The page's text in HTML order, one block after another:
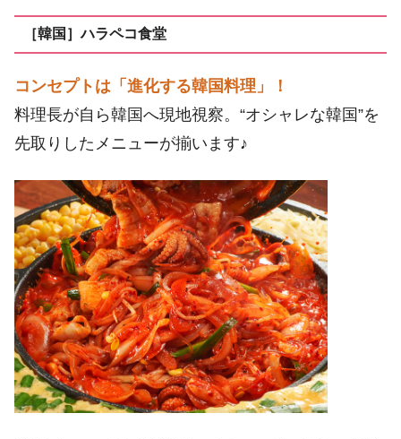
［韓国］ハラペコ食堂
コンセプトは「進化する韓国料理」！
料理長が自ら韓国へ現地視察。“オシャレな韓国”を
先取りしたメニューが揃います♪